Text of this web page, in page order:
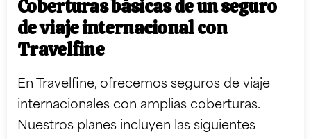
Coberturas básicas de un seguro
de viaje internacional con
Travelfine
En Travelfine, ofrecemos seguros de viaje
internacionales con amplias coberturas.
Nuestros planes incluyen las siguientes